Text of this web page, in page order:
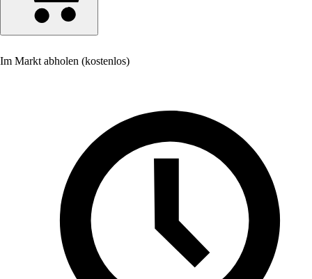
Im Markt abholen (kostenlos)